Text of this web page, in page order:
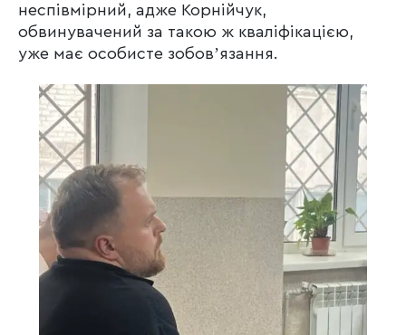
неспівмірний, адже Корнійчук,
обвинувачений за такою ж кваліфікацією,
уже має особисте зобовʼязання.